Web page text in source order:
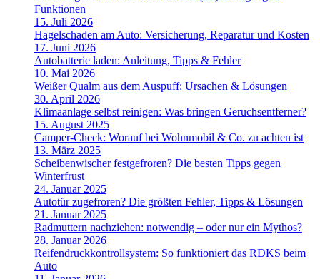
Funktionen
15. Juli 2026
Hagelschaden am Auto: Versicherung, Reparatur und Kosten
17. Juni 2026
Autobatterie laden: Anleitung, Tipps & Fehler
10. Mai 2026
Weißer Qualm aus dem Auspuff: Ursachen & Lösungen
30. April 2026
Klimaanlage selbst reinigen: Was bringen Geruchsentferner?
15. August 2025
Camper-Check: Worauf bei Wohnmobil & Co. zu achten ist
13. März 2025
Scheibenwischer festgefroren? Die besten Tipps gegen
Winterfrust
24. Januar 2025
Autotür zugefroren? Die größten Fehler, Tipps & Lösungen
21. Januar 2025
Radmuttern nachziehen: notwendig – oder nur ein Mythos?
28. Januar 2026
Reifendruckkontrollsystem: So funktioniert das RDKS beim
Auto